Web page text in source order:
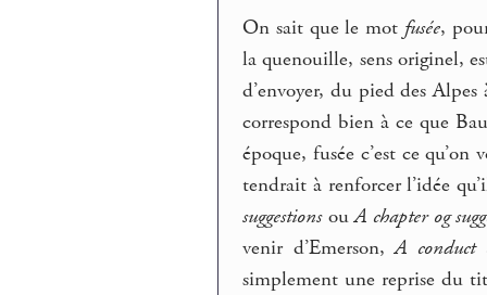
On sait que le mot fusée,
la quenouille, sens originel,
d’envoyer, du pied des
correspond bien à ce que
époque, fusée c’est ce
tendrait à renforcer l’idée
suggestionsouA chapter og
venir d’Emerson,A
simplement une reprise du